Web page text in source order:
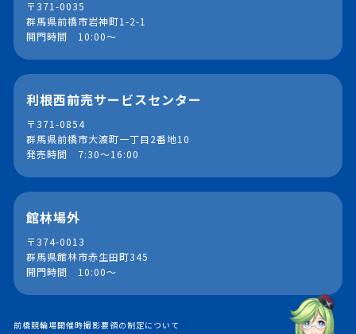
〒371-0035
群馬県前橋市岩神町1-2-1
開門時間 10:00～
利根西前売サービスセンター
〒371-0854
群馬県前橋市大渡町一丁目2番地10
発売時間 7:30～16:00
館林場外
〒374-0013
群馬県館林市赤生田町345
開門時間 10:00～
前橋競輪場開催時撮影要領の制定について